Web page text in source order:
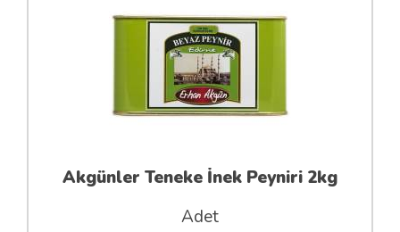
Akgünler Teneke İnek Peyniri 2kg
Adet